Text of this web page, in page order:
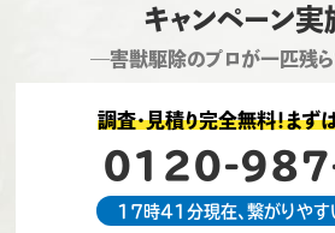
キャンペーン実
―害獣駆除のプロが一匹残
調査・見積り完全無料！まず
0120-
17時41分現在、繋がりやす